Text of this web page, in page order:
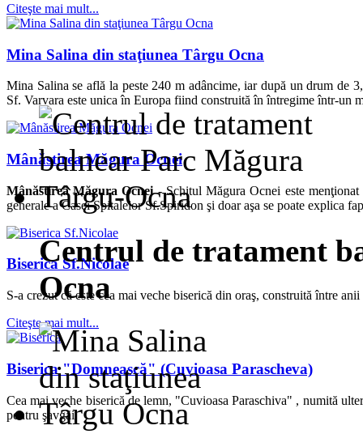
Citeşte mai mult...
Mina Salina din staţiunea Târgu Ocna
Mina Salina se află la peste 240 m adâncime, iar după un drum de
Sf. Varvara este unica în Europa fiind construită în întregime într-un
Mânăstirea Măgura Ocnei
Mânăstirea Măgura Ocnei -Schitul Măgura Ocnei este
generale a Casei Spitalelor Sf.Spiridon şi doar aşa se poate explica
Biserica Sf.Nicolae
S-a crezut că este cea mai veche biserică din oraş, construită între
Citeşte mai mult...
Biserica "Domnească" (Cuvioasa Parascheva)
Cea mai veche biserică de lemn, "Cuvioasa Paraschiva" , numită
pentru şavgăi.
Centrul de tratament
Ocna